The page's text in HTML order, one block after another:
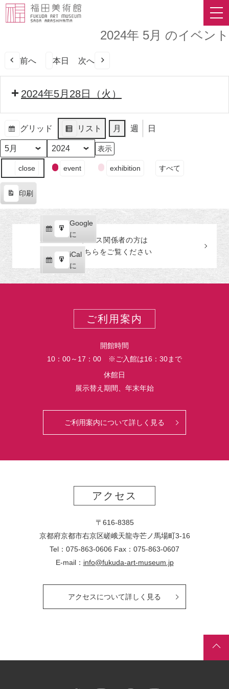
2024年 5月 のイベント
前へ 本日 次へ
2024年5月28日（火）
グリッド
表
示
リスト
表
示
月 週 日
月
年
ン
の
カ
テ
ゴ
close event exhibition すべて
印刷
示
Google
で
購
読
iCal
で
購
読
Google
に
エ
ク
ス
ポ
iCal
に
エ
ク
プレス関係者の方は
こちらをご覧ください
ご利用案内
開館時間
10：00～17：00 ※ご入館は16：30まで
休館日
展示替え期間、年末年始
ご利用案内について詳しく見る
アクセス
〒616-8385
京都府京都市右京区嵯峨天龍寺芒ノ馬場町3-16
Tel：075-863-0606 Fax：075-863-0607
E-mail： info@fukuda-art-museum.jp
アクセスについて詳しく見る